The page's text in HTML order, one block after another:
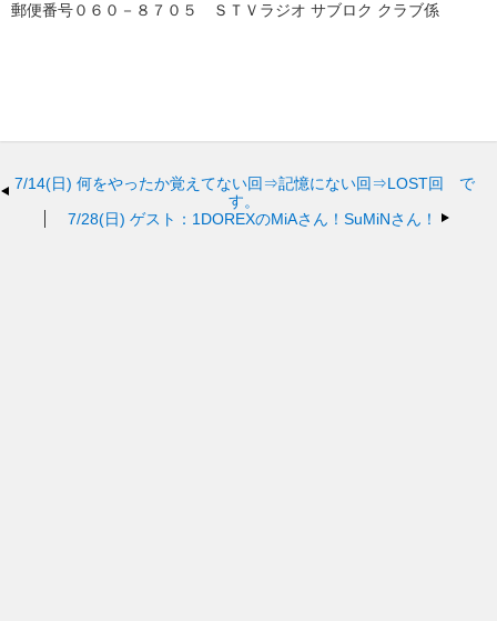
郵便番号０６０－８７０５ ＳＴＶラジオ サブロク クラブ係
7/14(日) 何をやったか覚えてない回⇒記憶にない回⇒LOST回 で
す。
7/28(日) ゲスト：1DOREXのMiAさん！SuMiNさん！